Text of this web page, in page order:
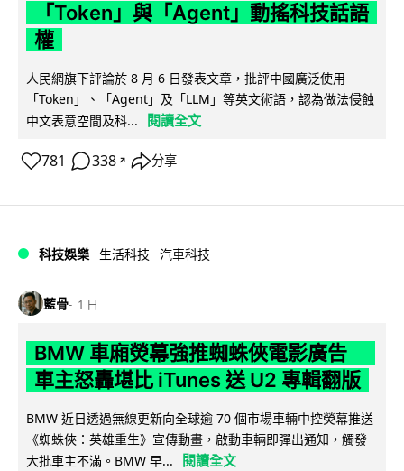
「Token」與「Agent」動搖科技話語
權
人民網旗下評論於 8 月 6 日發表文章，批評中國廣泛使用
「Token」、「Agent」及「LLM」等英文術語，認為做法侵蝕
中文表意空間及科...
閱讀全文
781 338 ↗ 分享
科技娛樂 生活科技 汽車科技
藍骨 1 日
BMW 車廂熒幕強推蜘蛛俠電影廣告
車主怒轟堪比 iTunes 送 U2 專輯翻版
BMW 近日透過無線更新向全球逾 70 個市場車輛中控熒幕推送
《蜘蛛俠：英雄重生》宣傳動畫，啟動車輛即彈出通知，觸發
大批車主不滿。BMW 早...
閱讀全文